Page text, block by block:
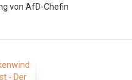
von AfD-Chefin